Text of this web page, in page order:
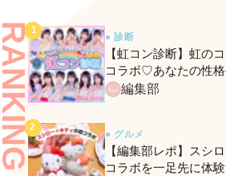
● 診断
【虹コン診断】虹の
コラボ♡あなたの性
ンバーがわかる、
編集部
● グルメ
【編集部レポ】スシ
コラボを一足先に体